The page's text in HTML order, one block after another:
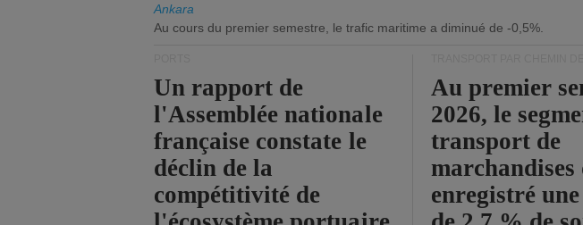
Ankara
Au cours du premier semestre, le trafic maritime a diminué de -0,5%.
Un rapport de
l'Assemblée nationale
française constate le
déclin de la
compétitivité de
Au premier
2026, le
transport de
marchandises
enregistré